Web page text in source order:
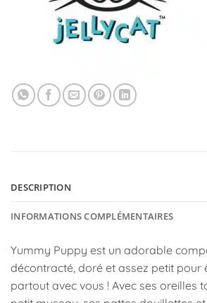
DESCRIPTION
INFORMATIONS COMPLÉMENTAIRES
Yummy Puppy est un adorable
décontracté, doré et assez petit pour
partout avec vous ! Avec ses oreilles